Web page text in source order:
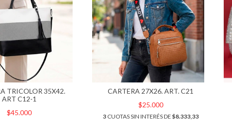
TRICOLOR 35X42.
ART C12-1
$45.000
CARTERA 27X26. ART. C21
$25.000
3CUOTAS SIN INTERÉS DE $8.333,33